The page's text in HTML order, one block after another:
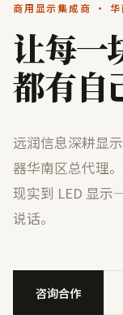
商用显示集成商 · 华
让每一
都有自
远润信息深耕显
器华南区总代理
现实到 LED 显
说话。
咨询合作